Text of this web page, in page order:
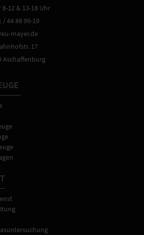
12 & 13-18 Uhr
/ 44 88 99-19
mayer.de
17
Aschaffenburg